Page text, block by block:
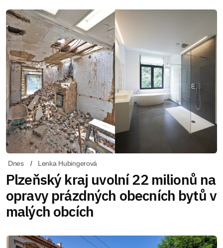
Dnes Lenka Hubingerová
Plzeňský kraj uvolní 22 milionů na
opravy prázdných obecních bytů v
malých obcích